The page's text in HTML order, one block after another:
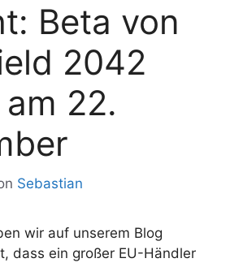
Beta von
2042
22.
Sebastian
wir auf unserem Blog
dass ein großer EU-Händler